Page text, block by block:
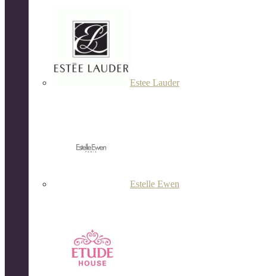
Estee Lauder
Estelle Ewen